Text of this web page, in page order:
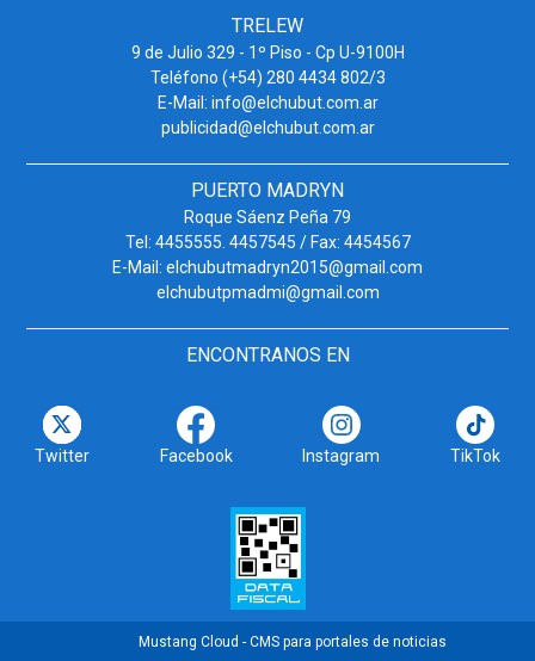
TRELEW
9 de Julio 329 - 1º Piso - Cp U-9100H
Teléfono (+54) 280 4434 802/3
E-Mail: info@elchubut.com.ar
publicidad@elchubut.com.ar
PUERTO MADRYN
Roque Sáenz Peña 79
Tel: 4455555. 4457545 / Fax: 4454567
E-Mail: elchubutmadryn2015@gmail.com
elchubutpmadmi@gmail.com
ENCONTRANOS EN
Twitter Facebook Instagram TikTok
Mustang Cloud - CMS para portales de noticias